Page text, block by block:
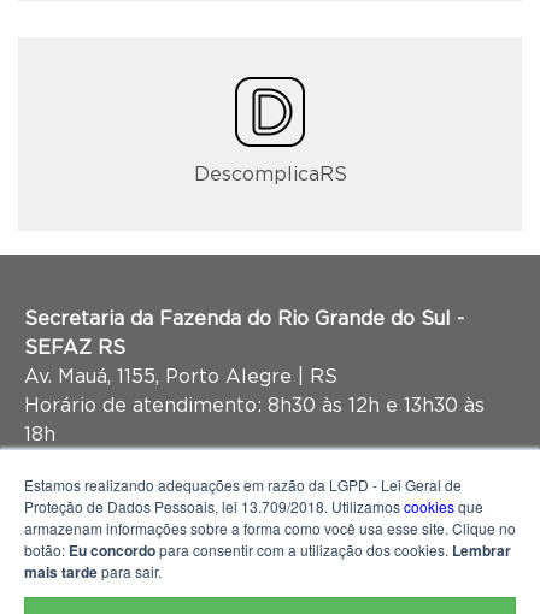
DescomplicaRS
Secretaria da Fazenda do Rio Grande do Sul -
SEFAZ RS
Av. Mauá, 1155, Porto Alegre | RS
Horário de atendimento: 8h30 às 12h e 13h30 às
18h
Estamos realizando adequações em razão da LGPD - Lei Geral de
Proteção de Dados Pessoais, lei 13.709/2018. Utilizamoscookiesque
armazenam informações sobre a forma como você usa esse site. Clique no
botão: Eu concordopara consentir com a utilização dos cookies. Lembrar
mais tardepara sair.